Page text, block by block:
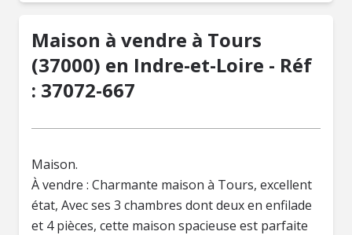
Maison à vendre à Tours
(37000) en Indre-et-Loire - Réf
: 37072-667
Maison.
À vendre : Charmante maison à Tours, excellent
état, Avec ses 3 chambres dont deux en enfilade
et 4 pièces, cette maison spacieuse est parfaite